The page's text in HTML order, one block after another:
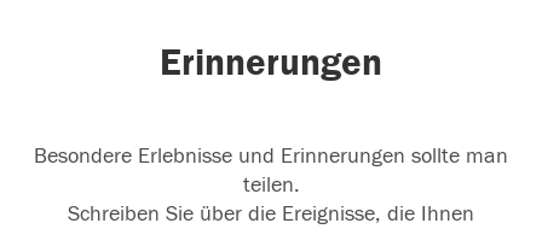
Erinnerungen
Besondere Erlebnisse und Erinnerungen sollte man
teilen.
Schreiben Sie über die Ereignisse, die Ihnen